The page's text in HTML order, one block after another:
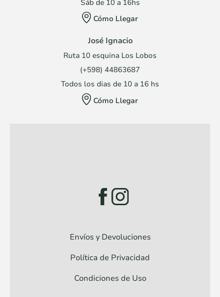
Sáb de 10 a 16hs
Cómo Llegar
José Ignacio
Ruta 10 esquina Los Lobos
(+598) 44863687
Todos los dias de 10 a 16 hs
Cómo Llegar
Envíos y Devoluciones
Política de Privacidad
Condiciones de Uso